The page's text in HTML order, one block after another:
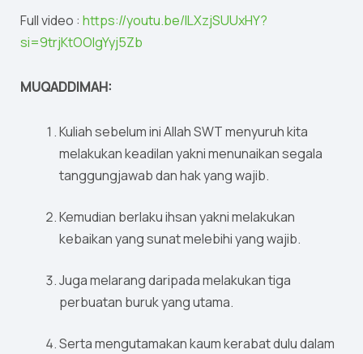
Full video : https://youtu.be/ILXzjSUUxHY?
si=9trjKtOOlgYyj5Zb
MUQADDIMAH:
Kuliah sebelum ini Allah SWT menyuruh kita
melakukan keadilan yakni menunaikan segala
tanggungjawab dan hak yang wajib.
Kemudian berlaku ihsan yakni melakukan
kebaikan yang sunat melebihi yang wajib.
Juga melarang daripada melakukan tiga
perbuatan buruk yang utama.
Serta mengutamakan kaum kerabat dulu dalam